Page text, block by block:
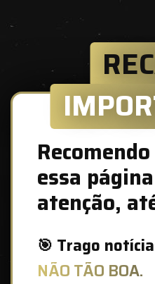
essa
atenção,
🎯 Trago
NÃO TÃO BOA.